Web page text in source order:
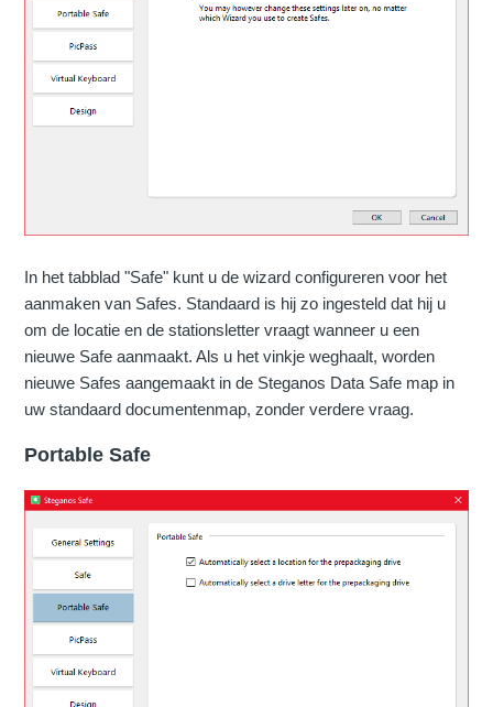
In het tabblad "Safe" kunt u de wizard configureren voor het
aanmaken van Safes. Standaard is hij zo ingesteld dat hij u
om de locatie en de stationsletter vraagt wanneer u een
nieuwe Safe aanmaakt. Als u het vinkje weghaalt, worden
nieuwe Safes aangemaakt in de Steganos Data Safe map in
uw standaard documentenmap, zonder verdere vraag.
Portable Safe